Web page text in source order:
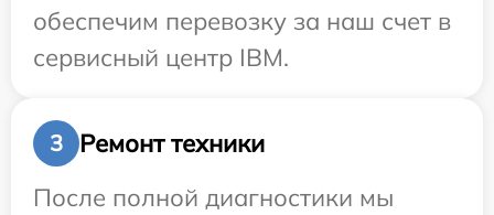
обеспечим перевозку за наш счет в
сервисный центр IBM.
3
Ремонт техники
После полной диагностики мы